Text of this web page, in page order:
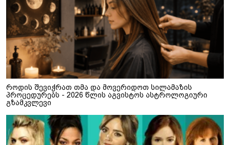
როდის შევიჭრათ თმა და მოვერიდოთ სილამაზის
პროცედურებს - 2026 წლის აგვისტოს ასტროლოგიური
გზამკვლევი